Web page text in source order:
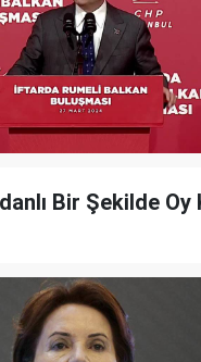
Bir Şekilde Oy